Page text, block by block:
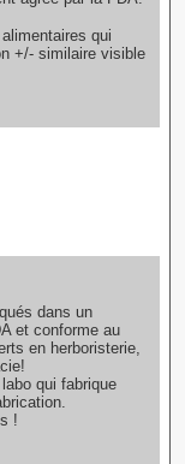
qui
+/- similaire visible
dans un
et conforme au
en herboristerie,
qui fabrique
!